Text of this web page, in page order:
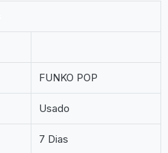
FUNKO POP
Usado
7 Dias